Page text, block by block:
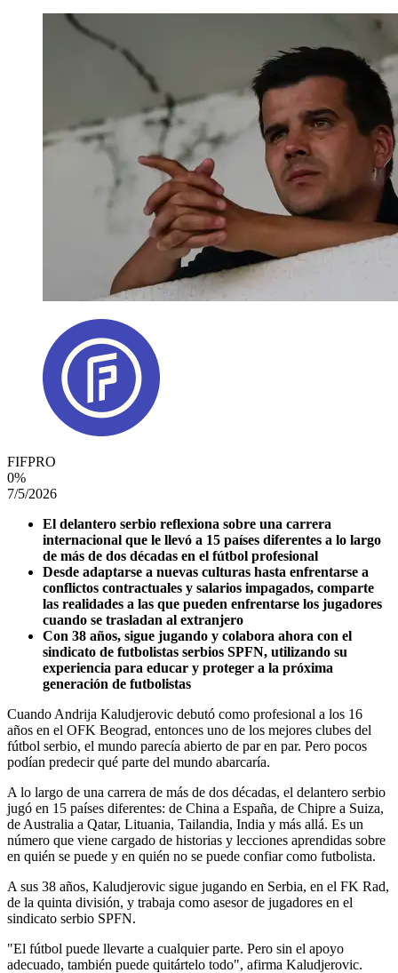
FIFPRO
0%
7/5/2026
El delantero serbio reflexiona sobre una carrera
internacional que le llevó a 15 países diferentes a lo largo
de más de dos décadas en el fútbol profesional
Desde adaptarse a nuevas culturas hasta enfrentarse a
conflictos contractuales y salarios impagados, comparte
las realidades a las que pueden enfrentarse los jugadores
cuando se trasladan al extranjero
Con 38 años, sigue jugando y colabora ahora con el
sindicato de futbolistas serbios SPFN, utilizando su
experiencia para educar y proteger a la próxima
generación de futbolistas
Cuando Andrija Kaludjerovic debutó como profesional a los 16
años en el OFK Beograd, entonces uno de los mejores clubes del
fútbol serbio, el mundo parecía abierto de par en par. Pero pocos
podían predecir qué parte del mundo abarcaría.
A lo largo de una carrera de más de dos décadas, el delantero serbio
jugó en 15 países diferentes: de China a España, de Chipre a Suiza,
de Australia a Qatar, Lituania, Tailandia, India y más allá. Es un
número que viene cargado de historias y lecciones aprendidas sobre
en quién se puede y en quién no se puede confiar como futbolista.
A sus 38 años, Kaludjerovic sigue jugando en Serbia, en el FK Rad,
de la quinta división, y trabaja como asesor de jugadores en el
sindicato serbio SPFN.
"El fútbol puede llevarte a cualquier parte. Pero sin el apoyo
adecuado, también puede quitártelo todo", afirma Kaludjerovic.